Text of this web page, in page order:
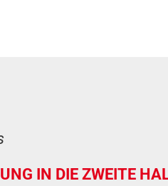
IN DIE ZWEITE